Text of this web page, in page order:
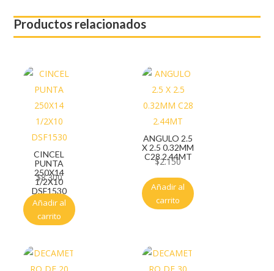
Productos relacionados
CINCEL
PUNTA
250X14
1/2X10
DSF1530
$8.300
Añadir al
carrito
ANGULO 2.5
X 2.5 0.32MM
C28 2.44MT
$2.150
Añadir al
carrito